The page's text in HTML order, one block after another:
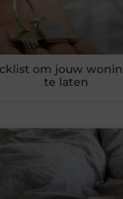
om jouw
te laten